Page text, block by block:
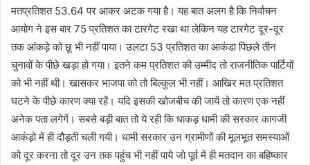
मतप्रतिशत 53.64 पर आकर अटक गया है। यह बात अलग है कि निर्वाचन
आयोग ने इस बार 75 प्रतिशत का टारगेट रखा था लेकिन यह टारगेट दूर-दूर
तक आंकड़े को छू भी नहीं पाया। उलटा 53 प्रतिशत का आकंडा पिछले तीन
चुनावों के पीछे खड़ा हो गया। इतने कम प्रतिशत की उम्मीद तो राजनीतिक पार्टियों
को भी नहीं थी। खासकर भाजपा को तो बिल्कुल भी नहीं। आखिर मत प्रतिशत
घटने के पीछे कारण क्या रहें। यदि इसकी खोजबीच की जायें तो कारण एक नहीं
अनेक पता लगेगें। सबसे बड़ी बात तो ये रही कि धाकड़ धामी की सरकार कागजी
आकंड़ो में ही दौड़ती चली गयी। धामी सरकार उन ग्रामीणों की मूलभूत समस्याओं
को दूर करना तो दूर उन तक पहुंच भी नहीं पाये जो पूर्व में ही मतदान का बहिष्कार